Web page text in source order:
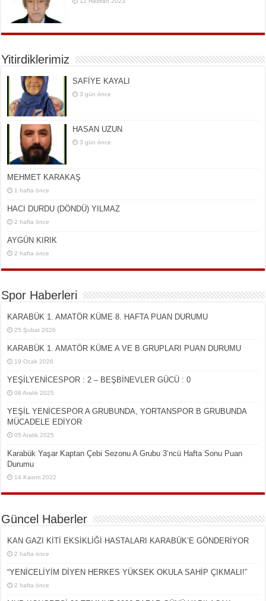
Yitirdiklerimiz
SAFİYE KAYALI
3 gün önce
HASAN UZUN
3 gün önce
MEHMET KARAKAŞ
1 hafta önce
HACI DURDU (DÖNDÜ) YILMAZ
2 hafta önce
AYGÜN KIRIK
2 hafta önce
Spor Haberleri
KARABÜK 1. AMATÖR KÜME 8. HAFTA PUAN DURUMU
25 Şubat 2026
KARABÜK 1. AMATÖR KÜME A VE B GRUPLARI PUAN DURUMU
19 Ocak 2026
YEŞİLYENİCESPOR : 2 – BEŞBİNEVLER GÜCÜ : 0
08 Aralık 2025
YEŞİL YENİCESPOR A GRUBUNDA, YORTANSPOR B GRUBUNDA
MÜCADELE EDİYOR
05 Aralık 2025
Karabük Yaşar Kaptan Çebi Sezonu A Grubu 3’ncü Hafta Sonu Puan
Durumu
14 Kasım 2022
Güncel Haberler
KAN GAZI KİTİ EKSİKLİĞİ HASTALARI KARABÜK’E GÖNDERİYOR
2 hafta önce
“YENİCELİYİM DİYEN HERKES YÜKSEK OKULA SAHİP ÇIKMALI!”
2 hafta önce